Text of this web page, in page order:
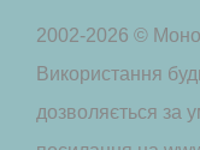
2002-2026 ©
Використання
дозволяється за